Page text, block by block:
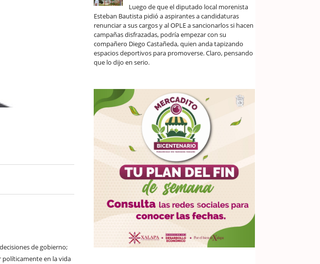
de gobierno;
políticamente en la vida
Luego de que el diputado local morenista
Esteban Bautista pidió a aspirantes a candidaturas
renunciar a sus cargos y al OPLE a sancionarlos si hacen
campañas disfrazadas, podría empezar con su
compañero Diego Castañeda, quien anda tapizando
espacios deportivos para promoverse. Claro, pensando
que lo dijo en serio.